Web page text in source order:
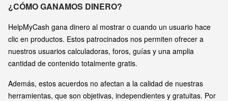
¿CÓMO GANAMOS DINERO?
HelpMyCash gana dinero al mostrar o cuando un usuario hace
clic en productos. Estos patrocinados nos permiten ofrecer a
nuestros usuarios calculadoras, foros, guías y una amplia
cantidad de contenido totalmente gratis.
Además, estos acuerdos no afectan a la calidad de nuestras
herramientas, que son objetivas, independientes y gratuitas. Por